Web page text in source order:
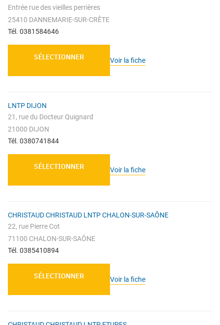
Entrée rue des vieilles perrières
25410 DANNEMARIE-SUR-CRÊTE
Tél. 0381584646
SÉLECTIONNER Voir la fiche
LNTP DIJON
21, rue du Docteur Quignard
21000 DIJON
Tél. 0380741844
SÉLECTIONNER Voir la fiche
CHRISTAUD CHRISTAUD LNTP CHALON-SUR-SAÔNE
22, rue Pierre Cot
71100 CHALON-SUR-SAÔNE
Tél. 0385410894
SÉLECTIONNER Voir la fiche